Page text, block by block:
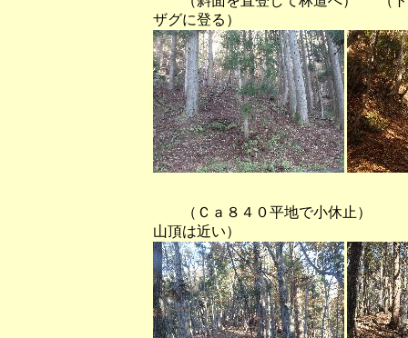
ザグに登る）
（Ｃａ８４０平地で小休止） （
山頂は近い）